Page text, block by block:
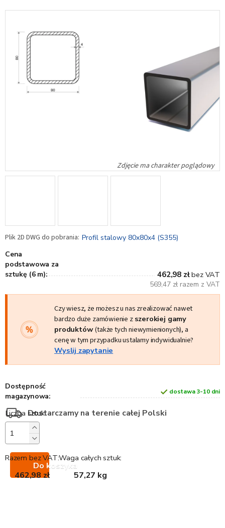
Profil stalowy 80x80x4 (S355)
Cena
podstawowa za
sztukę (6 m):
462,98 złbez VAT
569,47 zł razem z VAT
Czy wiesz, że możesz u nas zrealizować nawet
bardzo duże zamówienie z szerokiej gamy
produktów(także tych niewymienionych), a
cenę w tym przypadku ustalamy indywidualnie?
Wyslij zapytanie
Dostępność
magazynowa:
dostawa 3-10 dni
Dostarczamy na terenie całej Polski
Do koszyka
Waga całych sztuk:
57,27 kg
Razem bez VAT:
462,98 zł